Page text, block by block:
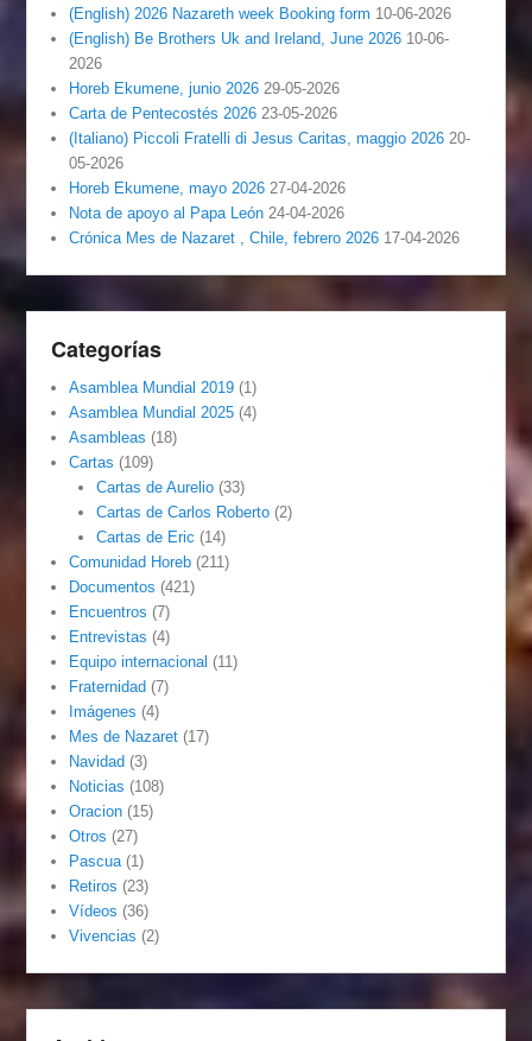
(English) 2026 Nazareth week Booking form 10-06-2026
(English) Be Brothers Uk and Ireland, June 2026 10-06-
2026
Horeb Ekumene, junio 2026 29-05-2026
Carta de Pentecostés 2026 23-05-2026
(Italiano) Piccoli Fratelli di Jesus Caritas, maggio 2026 20-
05-2026
Horeb Ekumene, mayo 2026 27-04-2026
Nota de apoyo al Papa León 24-04-2026
Crónica Mes de Nazaret , Chile, febrero 2026 17-04-2026
Categorías
Asamblea Mundial 2019 (1)
Asamblea Mundial 2025 (4)
Asambleas (18)
Cartas (109)
Cartas de Aurelio(33)
Cartas de Carlos Roberto(2)
Cartas de Eric (14)
Comunidad Horeb (211)
Documentos (421)
Encuentros (7)
Entrevistas (4)
Equipo internacional (11)
Fraternidad (7)
Imágenes (4)
Mes de Nazaret (17)
Navidad (3)
Noticias (108)
Oracion (15)
Otros (27)
Pascua(1)
Retiros (23)
Vídeos (36)
Vivencias (2)